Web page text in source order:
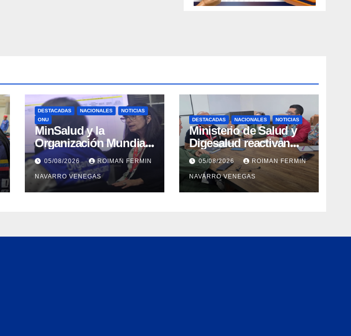
DESTACADAS NACIONALES
NOTICIAS
ONU
MinSalud y la
Organización Mundial
de la Salud evaluaron
propuesta técnica
integral en materia de
agua saneamiento e
05/08/2026 ROIMAN FERMIN
NAVARRO VENEGAS
DESTACADAS NACIONALES NOTICIAS
Ministerio de Salud y
Digesalud reactivan
lazos para la vigilancia
epidemiológica y el
control de
enfermedades
05/08/2026 ROIMAN FERMIN
NAVARRO VENEGAS